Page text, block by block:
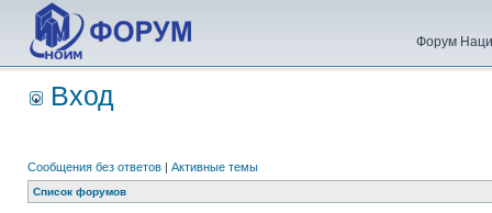
Форум
Вход
Сообщения без ответов | Активные темы
Список форумов